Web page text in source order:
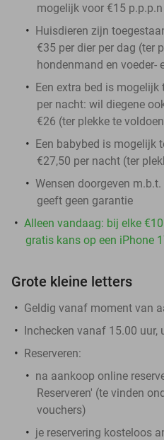
mogelijk voor €15 p.p.p.n
Huisdieren zijn
€35 per dier per dag (ter
hondenmand en voeder-
Een extra bed is
per nacht: wil diegene
€26 (ter plekke te
Een babybed is mogelijk
€27,50 per nacht (ter
Wensen doorgeven
geeft geen garantie
Alleen vandaag: bij elke
gratis kans op een iPhone
Grote kleine letters
Geldig vanaf moment van
Inchecken vanaf 15.00 uur,
Reserveren:
na aankoop online
Reserveren' (te vinden
vouchers)
je reservering kosteloos